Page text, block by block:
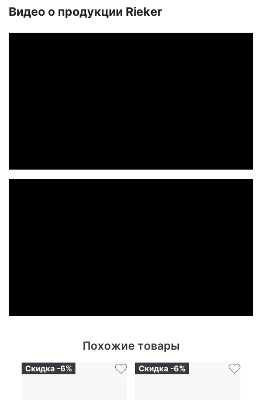
Ви­део о про­дук­ции Ri­eker
Похожие товары
Скидка -6% Скидка -6%